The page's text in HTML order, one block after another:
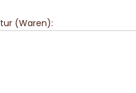
(Waren):